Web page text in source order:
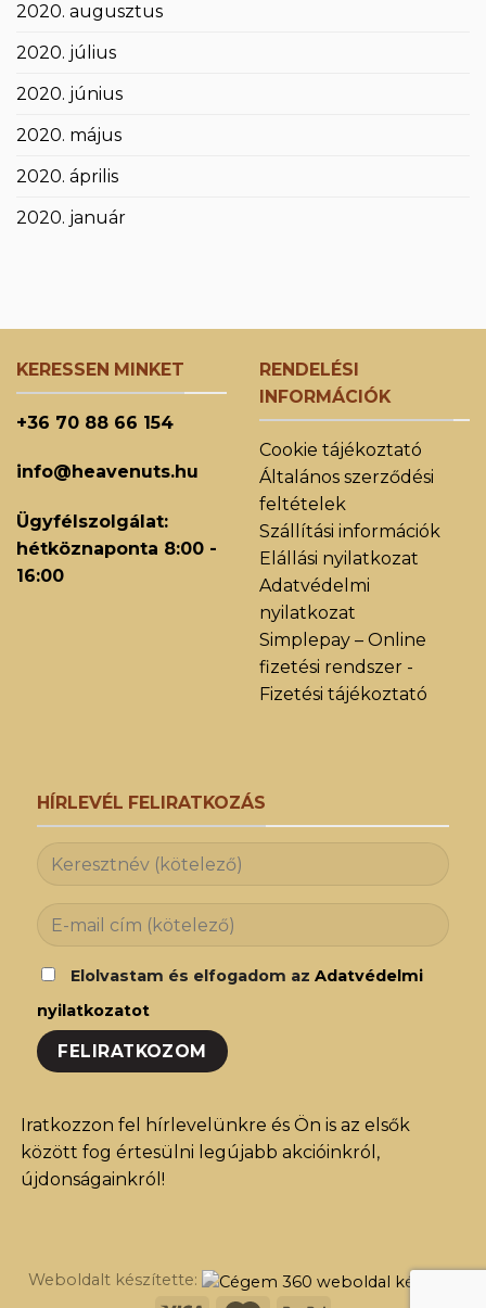
2020. augusztus
2020. július
2020. június
2020. május
2020. április
2020. január
KERESSEN MINKET
+36 70 88 66 154
info@heavenuts.hu
Ügyfélszolgálat:
hétköznaponta 8:00 -
16:00
RENDELÉSI
INFORMÁCIÓK
Cookie tájékoztató
Általános szerződési
feltételek
Szállítási információk
Elállási nyilatkozat
Adatvédelmi
nyilatkozat
Simplepay – Online
fizetési rendszer -
Fizetési tájékoztató
HÍRLEVÉL FELIRATKOZÁS
Elolvastam és elfogadom az Adatvédelmi
nyilatkozatot
Iratkozzon fel hírlevelünkre és Ön is az elsők
között fog értesülni legújabb akcióinkról,
újdonságainkról!
Weboldalt készítette: